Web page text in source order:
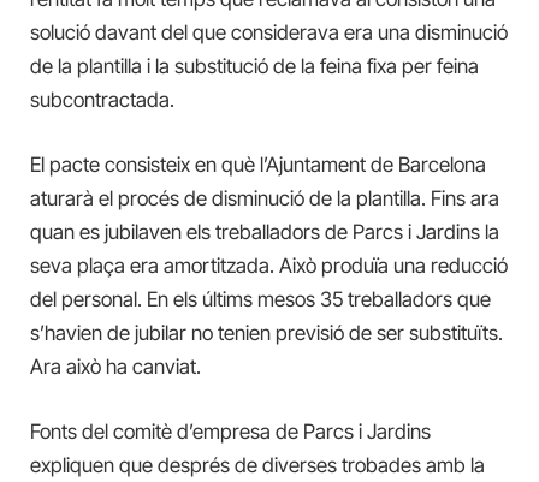
solució davant del que considerava era una disminució
de la plantilla i la substitució de la feina fixa per feina
subcontractada.
El pacte consisteix en què l’Ajuntament de Barcelona
aturarà el procés de disminució de la plantilla. Fins ara
quan es jubilaven els treballadors de Parcs i Jardins la
seva plaça era amortitzada. Això produïa una reducció
del personal. En els últims mesos 35 treballadors que
s’havien de jubilar no tenien previsió de ser substituïts.
Ara això ha canviat.
Fonts del comitè d’empresa de Parcs i Jardins
expliquen que després de diverses trobades amb la